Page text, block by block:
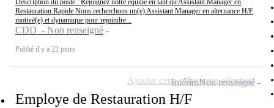
Description du poste : Rejoignez notre équipe en tant qu'Assistant Manager en
Restauration Rapide Nous recherchons un(e) Assistant Manager en alternance H/F
motivé(e) et dynamique pour rejoindre...
CDD - Non renseigné
Publié il y a 22 jours
Employe de Restauration H/F
IntérimNon renseigné
Ajouter cette offre à ma sélection